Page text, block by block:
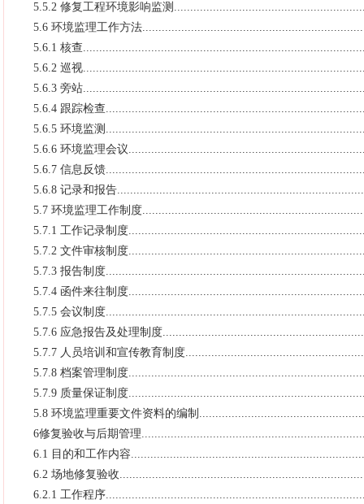
5.5.2 修复工程环境影响监测
5.6 环境监理工作方法
5.6.1 核查
5.6.2 巡视
5.6.3 旁站
5.6.4 跟踪检查
5.6.5 环境监测
5.6.6 环境监理会议
5.6.7 信息反馈
5.6.8 记录和报告
5.7 环境监理工作制度
5.7.1 工作记录制度
5.7.2 文件审核制度
5.7.3 报告制度
5.7.4 函件来往制度
5.7.5 会议制度
5.7.6 应急报告及处理制度
5.7.7 人员培训和宣传教育制度
5.7.8 档案管理制度
5.7.9 质量保证制度
5.8 环境监理重要文件资料的编制
6修复验收与后期管理
6.1 目的和工作内容
6.2 场地修复验收
6.2.1 工作程序